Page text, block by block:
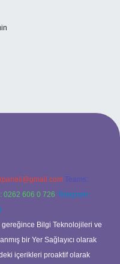
Teams:
0262 606 0 726 Telegram:
gereğince Bilgi Teknolojileri ve
bir Yer Sağlayıcı olarak
içerikleri proaktif olarak